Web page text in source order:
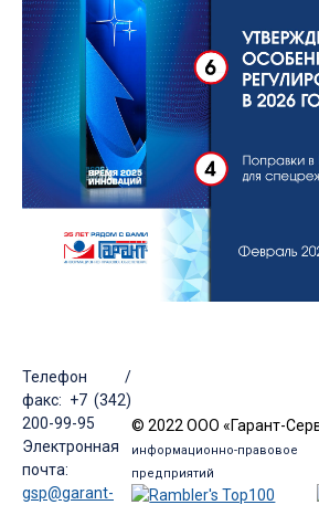
Телефон /
факс: +7 (342)
200-99-95
Электронная
почта:
gsp@garant-
© 2022 ООО «Гарант-
информационно-
предприятий